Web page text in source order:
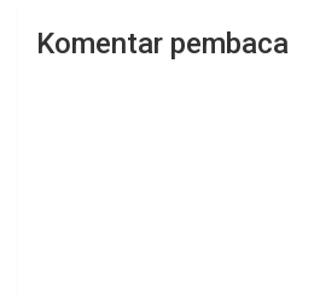
Komentar pembaca